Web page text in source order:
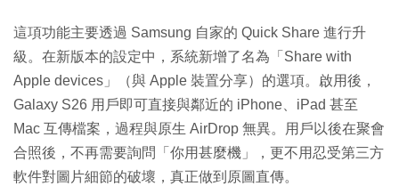
這項功能主要透過 Samsung 自家的 Quick Share 進行升
級。在新版本的設定中，系統新增了名為「Share with
Apple devices」（與 Apple 裝置分享）的選項。啟用後，
Galaxy S26 用戶即可直接與鄰近的 iPhone、iPad 甚至
Mac 互傳檔案，過程與原生 AirDrop 無異。用戶以後在聚會
合照後，不再需要詢問「你用甚麼機」，更不用忍受第三方
軟件對圖片細節的破壞，真正做到原圖直傳。